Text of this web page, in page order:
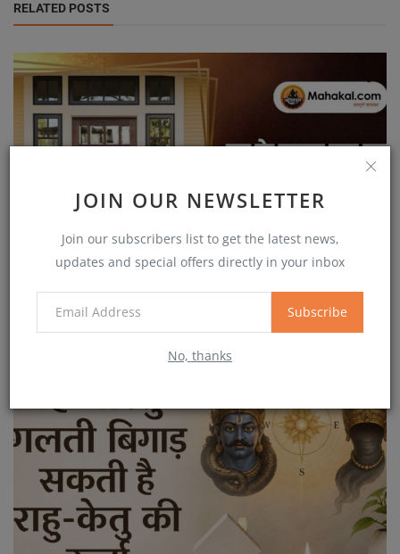
JOIN OUR NEWSLETTER
Join our subscribers list to get the latest news,
updates and special offers directly in your inbox
Subscribe
No, thanks
RELATED POSTS
घर के मुख्य द्वार पर ये 5 चीजे रखने से होगी गरीबी दूर...